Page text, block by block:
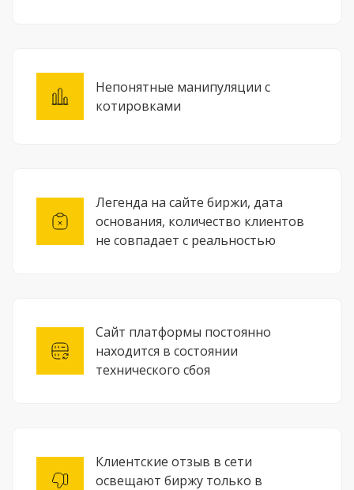
Непонятные манипуляции с
котировками
Легенда на сайте биржи, дата
основания, количество клиентов
не совпадает с реальностью
Сайт платформы постоянно
находится в состоянии
технического сбоя
Клиентские отзыв в сети
освещают биржу только в